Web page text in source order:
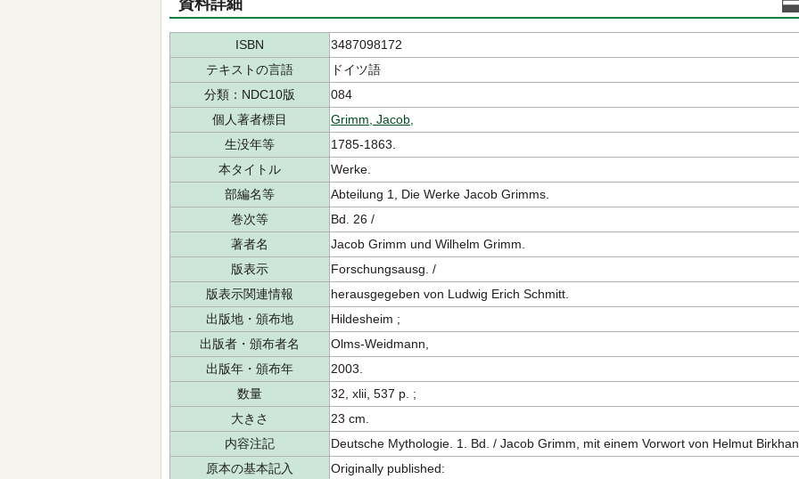
資料詳細
ISBN
3487098172
テキストの言語
ドイツ語
分類：NDC10版
084
個人著者標目
Grimm, Jacob,
生没年等
1785-1863.
本タイトル
Werke.
部編名等
Abteilung 1, Die Werke Jacob Grimms.
巻次等
Bd. 26 /
著者名
Jacob Grimm und Wilhelm Grimm.
版表示
Forschungsausg. /
版表示関連情報
herausgegeben von Ludwig Erich Schmitt.
出版地・頒布地
Hildesheim ;
出版者・頒布者名
Olms-Weidmann,
出版年・頒布年
2003.
数量
32, xlii, 537 p. ;
大きさ
23 cm.
内容注記
Deutsche Mythologie. 1. Bd. / Jacob Grimm, mit einem Vorwort von Helmut
原本の基本記入
Originally published: